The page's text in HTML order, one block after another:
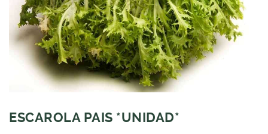
ESCAROLA PAIS *UNIDAD*